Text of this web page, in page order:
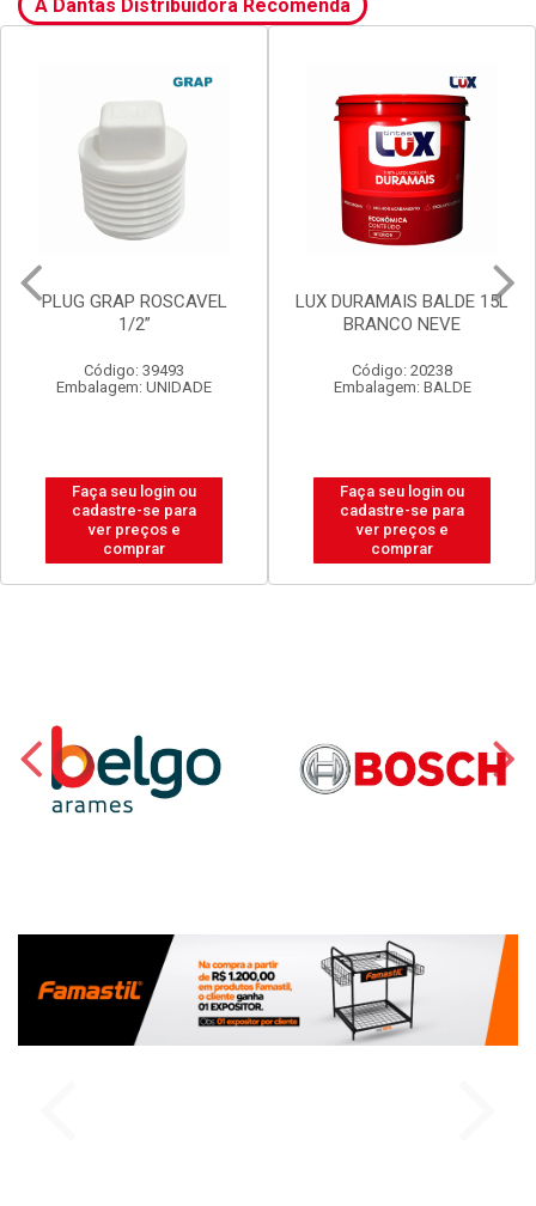
A Dantas Distribuidora Recomenda
LUX DURAMAIS BALDE 15L
BRANCO NEVE
Código: 20238
Embalagem: BALDE
Faça seu login ou
cadastre-se para
ver preços e
comprar
VALVULA GRAP
P/LAVATORIO S/LADRAO
Código: 2920
Embalagem: UNIDADE
Faça seu login ou
cadastre-se para
ver preços e
comprar